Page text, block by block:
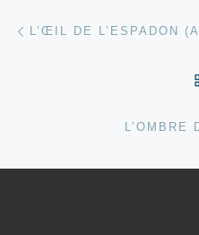
Parcourir les
L’ŒIL DE L’ESPADON
L’OMBRE